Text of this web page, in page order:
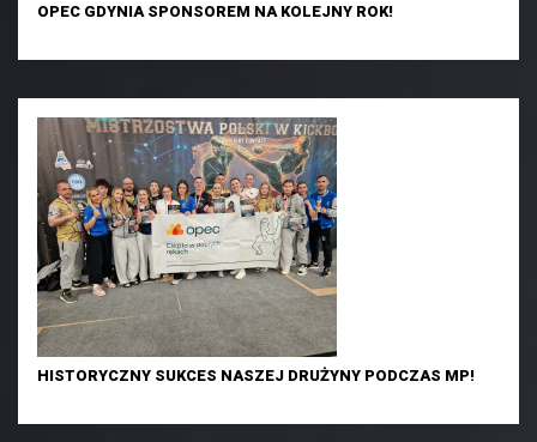
OPEC GDYNIA SPONSOREM NA KOLEJNY ROK!
HISTORYCZNY SUKCES NASZEJ DRUŻYNY PODCZAS MP!